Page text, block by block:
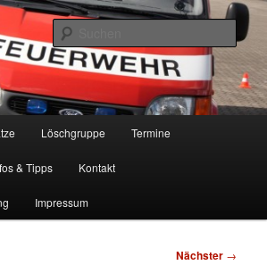
RD
Löschgruppe Rodenkirchen
Löschgruppe Termine
& Tipps Kontakt
Impressum
Nächster →